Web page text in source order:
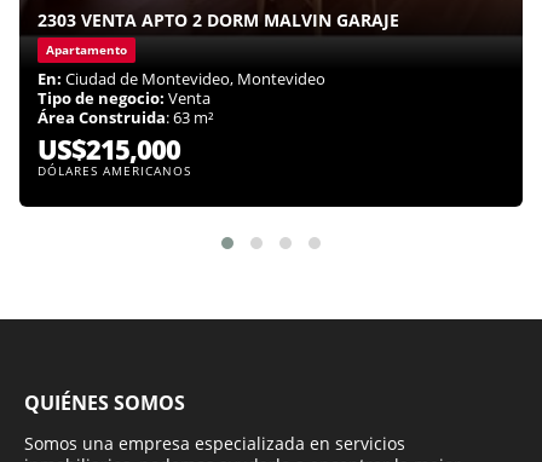
2303 VENTA APTO 2 DORM MALVIN GARAJE
Apartamento
En: Ciudad de Montevideo, Montevideo
Tipo de negocio: Venta
Área Construida: 63 m²
US$215,000
DÓLARES AMERICANOS
QUIÉNES SOMOS
Somos una empresa especializada en servicios